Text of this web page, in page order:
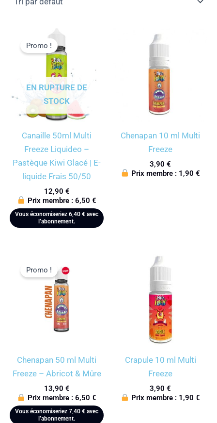
EN RUPTURE DE
STOCK
Promo !
Canaille 50ml Multi
Freeze Liquideo –
Pastèque Kiwi Glacé | E-
liquide Frais 50/50
12,90 €
Prix membre : 6,50 €
Vous économiseriez 6,40 € avec
l’abonnement.
Chenapan 10 ml Multi
Freeze
3,90 €
Prix membre : 1,90 €
Promo !
Chenapan 50 ml Multi
Freeze – Abricot & Mûre
13,90 €
Prix membre : 6,50 €
Vous économiseriez 7,40 € avec
l’abonnement.
Crapule 10 ml Multi
Freeze
3,90 €
Prix membre : 1,90 €